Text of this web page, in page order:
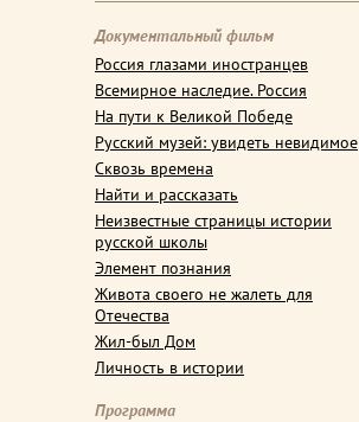
Документальный фильм
Россия глазами иностранцев
Всемирное наследие. Россия
На пути к Великой Победе
Русский музей: увидеть невидимое
Сквозь времена
Найти и рассказать
Неизвестные страницы истории
русской школы
Элемент познания
Живота своего не жалеть для
Отечества
Жил-был Дом
Личность в истории
Программа